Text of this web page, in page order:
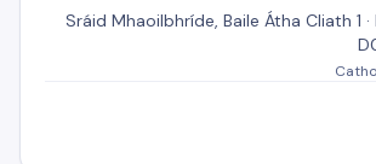
Sráid Mhaoilbhríde, Baile Átha Cliath 1 ·